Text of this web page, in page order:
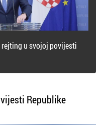
u svojoj povijesti
Republike